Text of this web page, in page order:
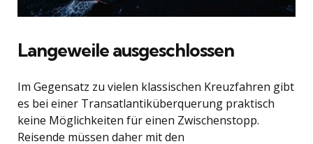
Langeweile ausgeschlossen
Im Gegensatz zu vielen klassischen Kreuzfahren gibt
es bei einer Transatlantiküberquerung praktisch
keine Möglichkeiten für einen Zwischenstopp.
Reisende müssen daher mit den